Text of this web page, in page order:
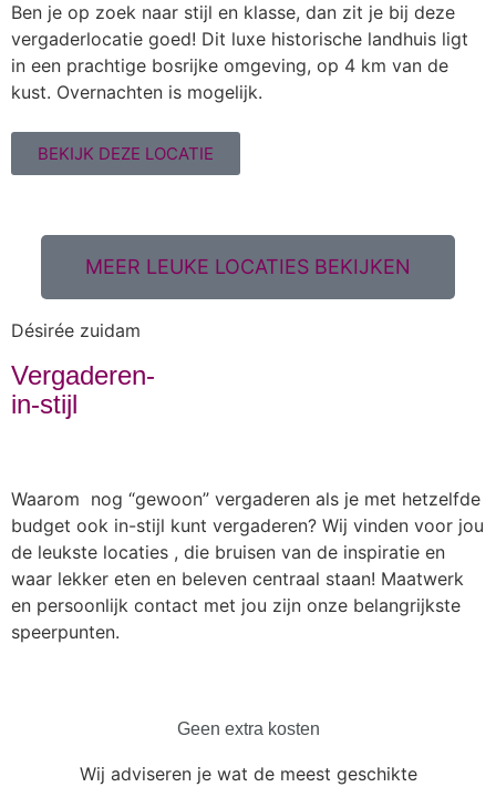
Ben je op zoek naar stijl en klasse, dan zit je bij deze
vergaderlocatie goed! Dit luxe historische landhuis ligt
in een prachtige bosrijke omgeving, op 4 km van de
kust. Overnachten is mogelijk.
BEKIJK DEZE LOCATIE
MEER LEUKE LOCATIES BEKIJKEN
Désirée zuidam
Vergaderen-
in-stijl
Waarom nog “gewoon” vergaderen als je met hetzelfde
budget ook in-stijl kunt vergaderen? Wij vinden voor jou
de leukste locaties , die bruisen van de inspiratie en
waar lekker eten en beleven centraal staan! Maatwerk
en persoonlijk contact met jou zijn onze belangrijkste
speerpunten.
Geen extra kosten
Wij adviseren je wat de meest geschikte